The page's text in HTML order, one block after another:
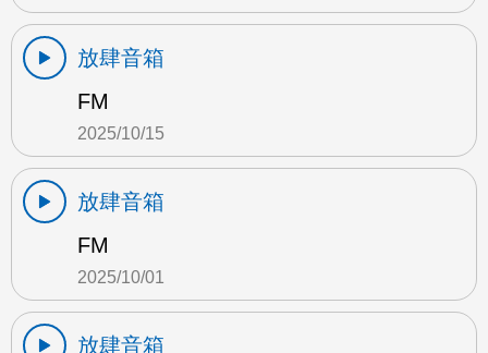
放肆音箱
FM
2025/10/15
放肆音箱
FM
2025/10/01
放肆音箱